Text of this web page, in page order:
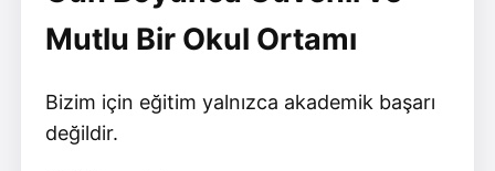
Mutlu Bir Okul Ortamı
Bizim için eğitim yalnızca akademik başarı
değildir.